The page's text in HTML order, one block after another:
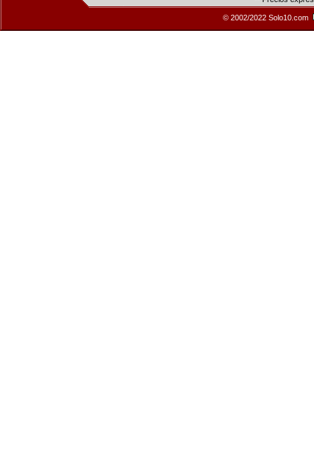
© 2002/2022 Solo10.com